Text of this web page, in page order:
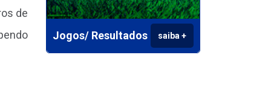
de
Jogos/ Resultados saiba +